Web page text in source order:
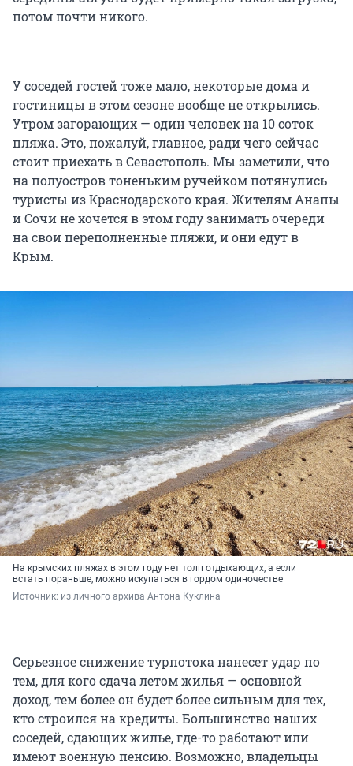
потом почти никого.
У соседей гостей тоже мало, некоторые дома и
гостиницы в этом сезоне вообще не открылись.
Утром загорающих — один человек на 10 соток
пляжа. Это, пожалуй, главное, ради чего сейчас
стоит приехать в Севастополь. Мы заметили, что
на полуостров тоненьким ручейком потянулись
туристы из Краснодарского края. Жителям Анапы
и Сочи не хочется в этом году занимать очереди
на свои переполненные пляжи, и они едут в
Крым.
На крымских пляжах в этом году нет толп отдыхающих, а если
встать пораньше, можно искупаться в гордом одиночестве
Источник: из личного архива Антона Куклина
Серьезное снижение турпотока нанесет удар по
тем, для кого сдача летом жилья — основной
доход, тем более он будет более сильным для тех,
кто строился на кредиты. Большинство наших
соседей, сдающих жилье, где-то работают или
имеют военную пенсию. Возможно, владельцы